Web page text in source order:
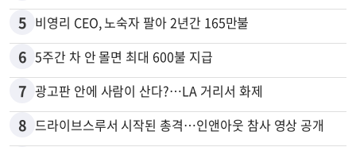
5 비영리 CEO, 노숙자 팔아 2년간 165만불
6 5주간 차 안 몰면 최대 600불 지급
7 광고판 안에 사람이 산다?…LA 거리서 화제
8 드라이브스루서 시작된 총격…인앤아웃 참사 영상 공개